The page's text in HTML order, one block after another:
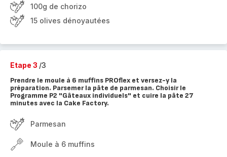
100g de chorizo
15 olives dénoyautées
Etape 3 /3
Prendre le moule à 6 muffins PROflex et versez-y la
préparation. Parsemer la pâte de parmesan. Choisir le
Programme P2 "Gâteaux individuels" et cuire la pâte 27
minutes avec la Cake Factory.
Parmesan
Moule à 6 muffins